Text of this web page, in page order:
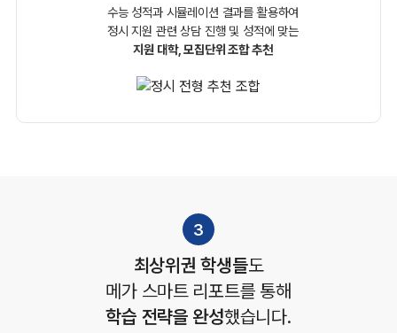
수능 성적과 시뮬레이션 결과를 활용하여
정시 지원 관련상담 진행 및 성적에 맞는
지원 대학, 모집단위 조합 추천
3
최상위권 학생들도
메가 스마트 리포트를 통해
학습 전략을 완성했습니다.